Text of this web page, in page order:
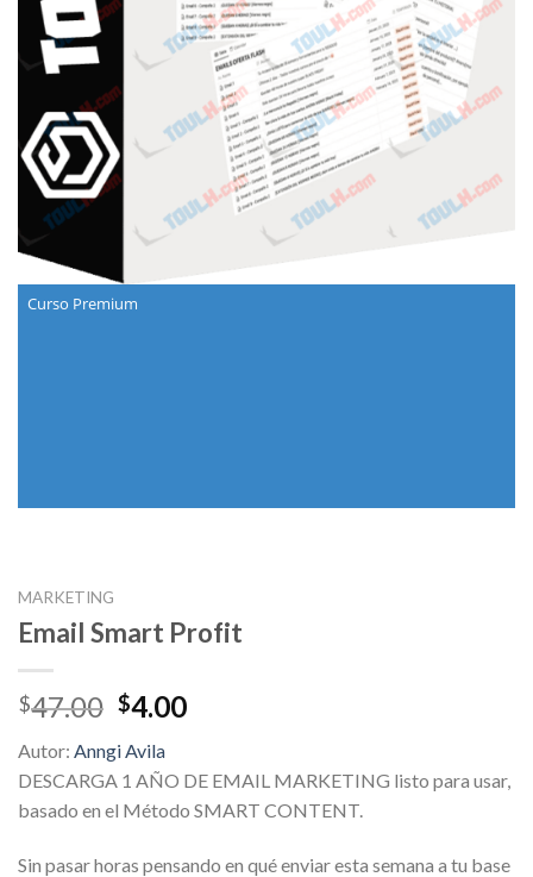
Curso Premium
MARKETING
Email Smart Profit
$47.00 Original
was:
$47.00.
$4.00Current
$4.00.
Autor: Anngi Avila
DESCARGA 1 AÑO DE EMAIL MARKETING listo para usar,
basado en el Método SMART CONTENT.
Sin pasar horas pensando en qué enviar esta semana a tu base